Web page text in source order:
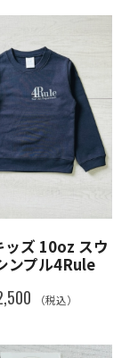
ズ 10oz スウ
ンプル4Rule
（税込）